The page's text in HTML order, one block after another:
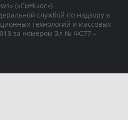
(«СиНьюс»)
службой по надзору в
технологий и массовых
за номером Эл № ФС77 –